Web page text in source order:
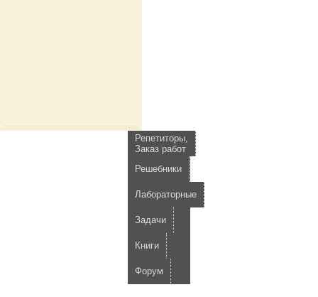
Репетиторы,
Заказ работ
Решебники
Лабораторные
Задачи
Книги
Форум